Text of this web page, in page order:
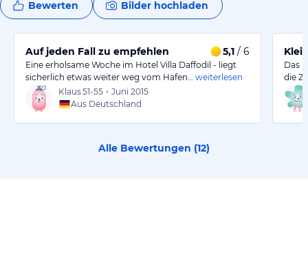
Bewerten Bilder hochladen
Auf jeden Fall zu empfehlen 5,1 / 6
Eine erholsame Woche im Hotel Villa Daffodil - liegt
sicherlich etwas weiter weg vom Hafen…
weiterlesen
Klaus51-55 • Juni 2015
Aus Deutschland
Das
die
Alle Bewertungen (12)